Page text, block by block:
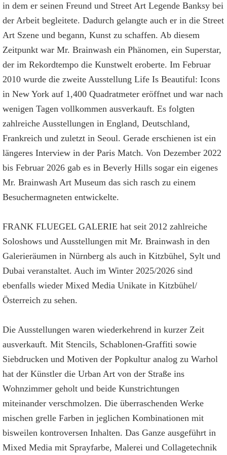
in dem er seinen Freund und Street Art Legende Banksy bei
der Arbeit begleitete. Dadurch gelangte auch er in die Street
Art Szene und begann, Kunst zu schaffen. Ab diesem
Zeitpunkt war Mr. Brainwash ein Phänomen, ein Superstar,
der im Rekordtempo die Kunstwelt eroberte. Im Februar
2010 wurde die zweite Ausstellung Life Is Beautiful: Icons
in New York auf 1,400 Quadratmeter eröffnet und war nach
wenigen Tagen vollkommen ausverkauft. Es folgten
zahlreiche Ausstellungen in England, Deutschland,
Frankreich und zuletzt in Seoul. Gerade erschienen ist ein
längeres Interview in der Paris Match. Von Dezember 2022
bis Februar 2026 gab es in Beverly Hills sogar ein eigenes
Mr. Brainwash Art Museum das sich rasch zu einem
Besuchermagneten entwickelte.
FRANK FLUEGEL GALERIE hat seit 2012 zahlreiche
Soloshows und Ausstellungen mit Mr. Brainwash in den
Galerieräumen in Nürnberg als auch in Kitzbühel, Sylt und
Dubai veranstaltet. Auch im Winter 2025/2026 sind
ebenfalls wieder Mixed Media Unikate in Kitzbühel/
Österreich zu sehen.
Die Ausstellungen waren wiederkehrend in kurzer Zeit
ausverkauft. Mit Stencils, Schablonen-Graffiti sowie
Siebdrucken und Motiven der Popkultur analog zu Warhol
hat der Künstler die Urban Art von der Straße ins
Wohnzimmer geholt und beide Kunstrichtungen
miteinander verschmolzen. Die überraschenden Werke
mischen grelle Farben in jeglichen Kombinationen mit
bisweilen kontroversen Inhalten. Das Ganze ausgeführt in
Mixed Media mit Sprayfarbe, Malerei und Collagetechnik